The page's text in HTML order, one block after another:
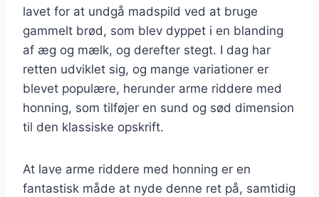
lavet for at undgå madspild ved at bruge
gammelt brød, som blev dyppet i en blanding
af æg og mælk, og derefter stegt. I dag har
retten udviklet sig, og mange variationer er
blevet populære, herunder arme riddere med
honning, som tilføjer en sund og sød dimension
til den klassiske opskrift.
At lave arme riddere med honning er en
fantastisk måde at nyde denne ret på, samtidig